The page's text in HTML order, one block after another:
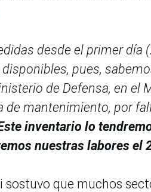
desde el primer día
pues,
de Defensa, en el
de mantenimiento, por
inventario lo
nuestras labores el
sostuvo que muchos